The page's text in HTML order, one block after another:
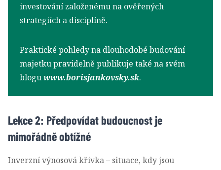
investování založenému na ověřených
strategiích a disciplíně.
Praktické pohledy na dlouhodobé budování
majetku pravidelně publikuje také na svém
bloguwww.borisjankovsky.sk.
Lekce 2: Předpovídat budoucnost je
mimořádně obtížné
Inverzní výnosová křivka – situace, kdy jsou